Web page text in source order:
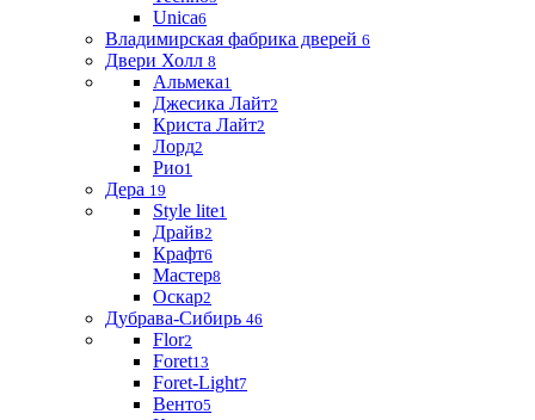
Unica6
Владимирская фабрика дверей 6
Двери Холл 8
Альмека1
Джесика Лайт2
Криста Лайт2
Лорд2
Рио1
Дера 19
Style lite1
Драйв2
Крафт6
Мастер8
Оскар2
Дубрава-Сибирь 46
Flor2
Foret13
Foret-Light7
Венто5